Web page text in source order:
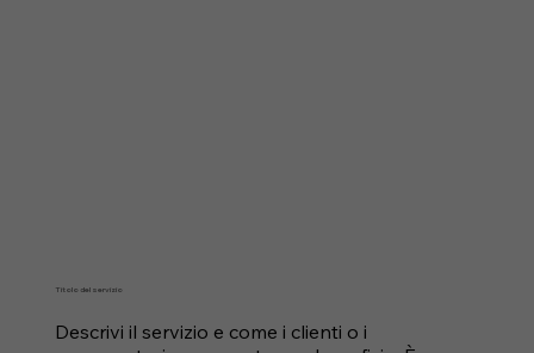
Titolo del servizio
Descrivi il servizio e come i clienti o i